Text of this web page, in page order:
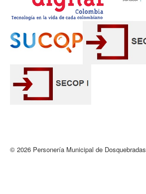
© 2026 Personería Municipal de